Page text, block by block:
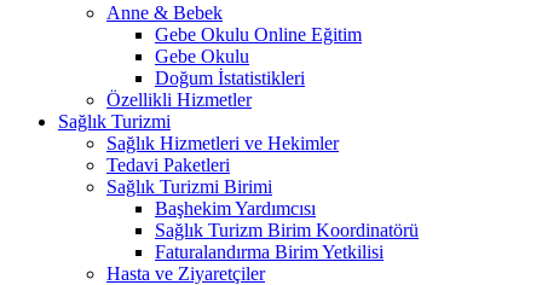
Anne & Bebek
Gebe Okulu Online Eğitim
Gebe Okulu
Doğum İstatistikleri
Özellikli Hizmetler
Sağlık Turizmi
Sağlık Hizmetleri ve Hekimler
Tedavi Paketleri
Sağlık Turizmi Birimi
Başhekim Yardımcısı
Sağlık Turizm Birim Koordinatörü
Faturalandırma Birim Yetkilisi
Hasta ve Ziyaretçiler